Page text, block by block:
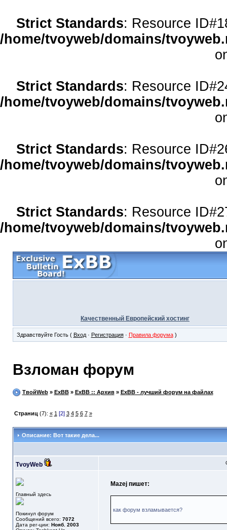
Strict Standards: Resource
/home/tvoyweb/domains/
Strict Standards: Resource
/home/tvoyweb/domains/
Strict Standards: Resource
/home/tvoyweb/domains/
Strict Standards: Resource
/home/tvoyweb/domains/
Качественный Европейский хостинг
Здравствуйте Гость ( Вход· Регистрация· Правила форума)
Взломан форум
ТвойWeb» ExBB» ExBB :: Архив» ExBB - лучший форум на файлах
Страниц (7): « 1 [2] 3 4 5 6 7 »
Описание: Вот такие дела...
TvoyWeb
Главный здесь
Покинул форум
Сообщений всего: 7072
Дата рег-ции: Нояб. 2003
Mazej пишет:
как форум взламывается?